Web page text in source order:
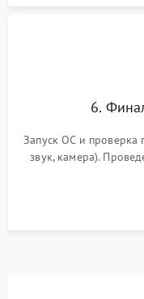
6.
Запуск ОС и проверка
звук, камера).
для контроля